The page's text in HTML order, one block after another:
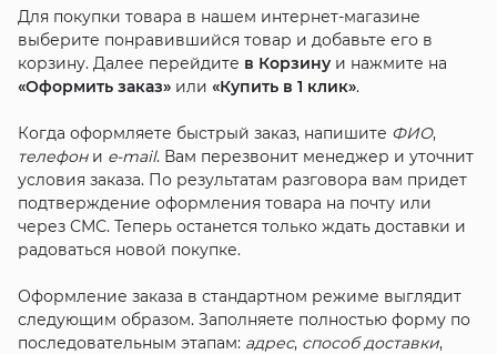
Для покупки товара в нашем интернет-магазине
выберите понравившийся товар и добавьте его в
корзину. Далее перейдите в Корзинуи нажмите на
«Оформить заказ»или «Купить в 1 клик».
Когда оформляете быстрый заказ, напишите ФИО,
телефони e-mail. Вам перезвонит менеджер и уточнит
условия заказа. По результатам разговора вам придет
подтверждение оформления товара на почту или
через СМС. Теперь останется только ждать доставки и
радоваться новой покупке.
Оформление заказа в стандартном режиме выглядит
следующим образом. Заполняете полностью форму по
последовательным этапам: адрес, способ доставки,